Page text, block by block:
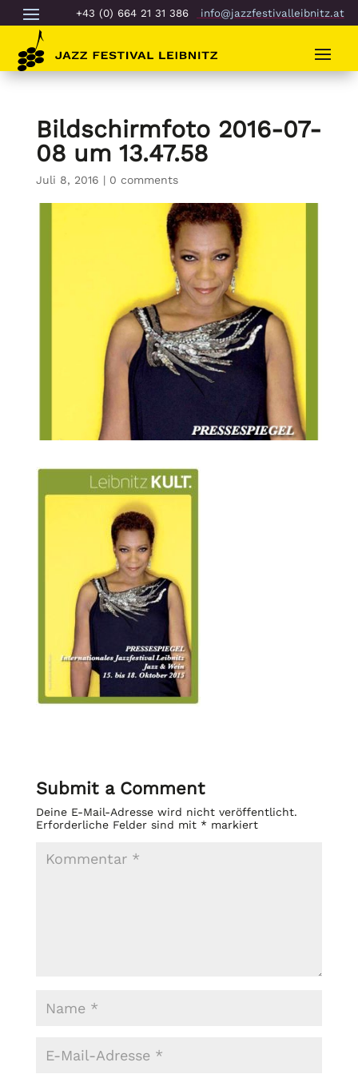
+43 (0) 664 21 31 386 info@jazzfestivalleibnitz.at
Bildschirmfoto 2016-07-
08 um 13.47.58
Juli 8, 2016 | 0 comments
Submit a Comment
Deine E-Mail-Adresse wird nicht veröffentlicht.
Erforderliche Felder sind mit *markiert